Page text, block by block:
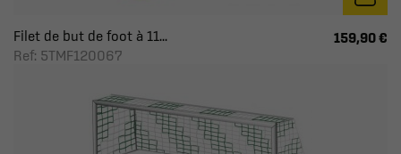
Filet de but de foot à 11...
Ref: 5TMF120067
159,90 €